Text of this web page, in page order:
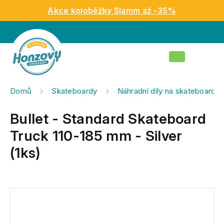
obsah
Akce koloběžky Slamm až -35%
Nákupní
Domů Skateboardy Náhradní díly na skateboardy
Bullet - Standard Skateboard
Truck 110-185 mm - Silver
(1ks)